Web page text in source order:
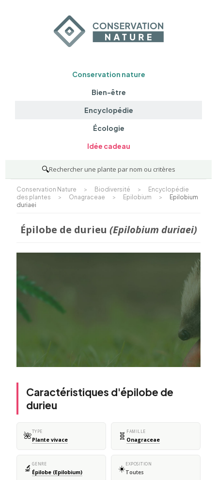
Conservation nature
Bien-être
Encyclopédie
Écologie
Idée cadeau
🔍Rechercher une plante par nom ou critères
Conservation Nature > Biodiversité >
Encyclopédie
des plantes
> Onagraceae > Epilobium >
Epilobium
duriaei
Épilobe de durieu (Epilobium duriaei)
Caractéristiques d'épilobe de
durieu
🌺TYPE
Plante vivace 🧬 FAMILLE
Onagraceae
🔬 GENRE
Épilobe (Epilobium) ☀️EXPOSITION
Toutes